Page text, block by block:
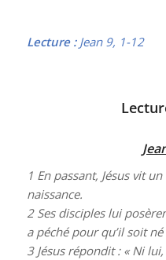
Lecture : Jean 9, 1-12
1 En passant, Jésus vit
naissance.
2 Ses disciples lui
a péché pour qu’il soit
3Jésus répondit : « Ni lui,